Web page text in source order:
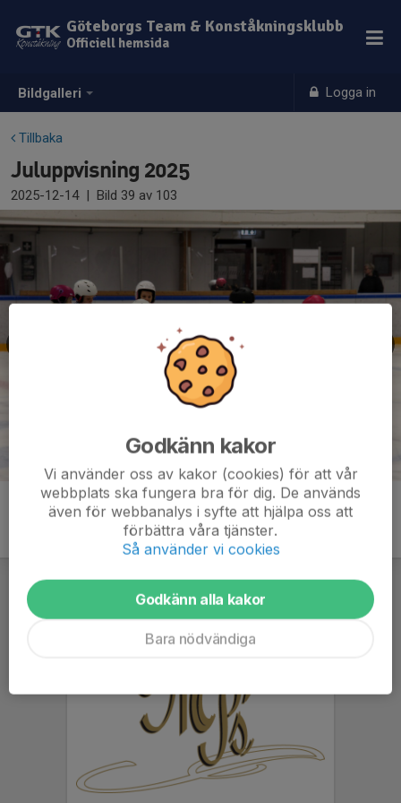
Bildgalleri Logga in
Göteborgs Team & Konståkningsklubb
Officiell hemsida
Tillbaka
Juluppvisning 2025
2025-12-14 | Bild 39 av 103
Godkänn kakor
Vi använder oss av kakor (cookies) för att vår
webbplats ska fungera bra för dig. De används
även för webbanalys i syfte att hjälpa oss att
förbättra våra tjänster.
Så använder vi cookies
Godkänn alla kakor
Bara nödvändiga